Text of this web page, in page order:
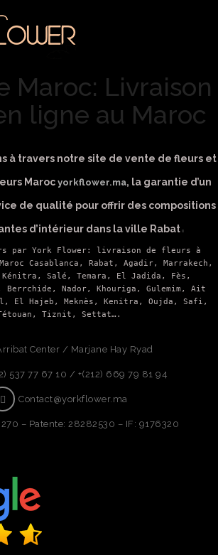
Maroc: Livraison
ligne au Maroc
à travers notre site de vente de fleurs et
Maroc yorkflower.ma, la garantie d’un
de qualité pour offrir des compositions
d’intérieur dans la ville Rabat.
par York Flower: livraison de fleurs à
Casablanca, Rabat, Agadir, Marrakech,
Kénitra, Salé, Temara, El Jadida, Fès,
Berrchide, Nador, Khouriga, Gulemim, Ait
El Hajeb, Meknès, Kenitra, Oujda, Safi,
Tiznit, Settat….
Center / Marjane Hay Ryad
537 77 67 10 / +(212) 669 79 81 94
Contact@yorkflower.ma
– Patente: 28282530 – IF: 9176320